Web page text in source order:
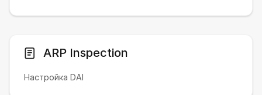
ARP Inspection
Настройка DAI